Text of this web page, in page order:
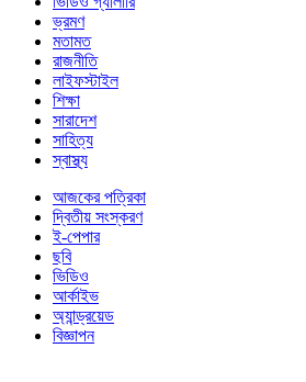
ভ্রমণ
মতামত
রাজনীতি
লাইফস্টাইল
শিক্ষা
সারাদেশ
সাহিত্য
স্বাস্থ্য
আজকের পত্রিকা
দ্বিতীয় সংস্করণ
ই-পেপার
ছবি
ভিডিও
আর্কাইভ
অ্যান্ড্রয়েড
বিজ্ঞাপন